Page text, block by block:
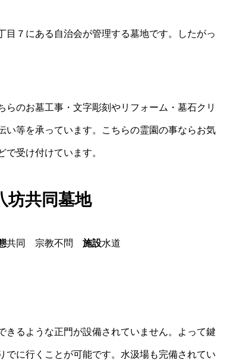
７にある自治会が管理する墓地です。したがっ
のお墓工事・文字彫刻やリフォーム・墓石クリ
等を承っています。こちらの霊園の事ならお気
受け付けています。
坊共同墓地
共同 宗教不問 施設水道
るような正門が設備されていません。よって鍵
に行くことが可能です。水汲場も完備されてい